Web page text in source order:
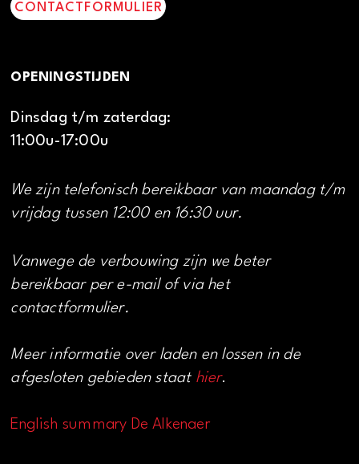
CONTACTFORMULIER
OPENINGSTIJDEN
Dinsdag t/m zaterdag:
11:00u-17:00u
We zijn telefonisch bereikbaar van maandag t/m
vrijdag tussen 12:00 en 16:30 uur.
Vanwege de verbouwing zijn we beter
bereikbaar per e-mail of via het
contactformulier.
Meer informatie over laden en lossen in de
afgesloten gebieden staat hier.
English summary De Alkenaer